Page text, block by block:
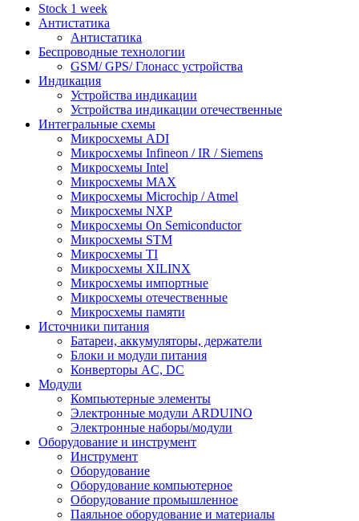
Stock 1 week
Антистатика
Антистатика
Беспроводные технологии
GSM/ GPS/ Глонасс устройства
Индикация
Устройства индикации
Устройства индикации отечественные
Интегральные схемы
Микросхемы ADI
Микросхемы Infineon / IR / Siemens
Микросхемы Intel
Микросхемы MAX
Микросхемы Microchip / Atmel
Микросхемы NXP
Микросхемы On Semiconductor
Микросхемы STM
Микросхемы TI
Микросхемы XILINX
Микросхемы импортные
Микросхемы отечественные
Микросхемы памяти
Источники питания
Батареи, аккумуляторы, держатели
Блоки и модули питания
Конверторы AC, DC
Модули
Компьютерные элементы
Электронные модули ARDUINO
Электронные наборы/модули
Оборудование и инструмент
Инструмент
Оборудование
Оборудование компьютерное
Оборудование промышленное
Паяльное оборудование и материалы